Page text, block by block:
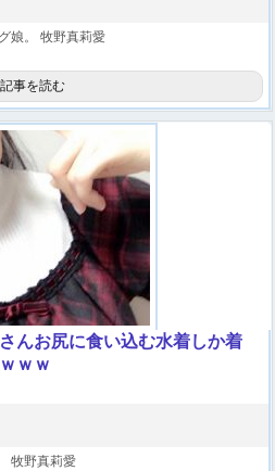
娘。 牧野真莉愛
記事を読む
んお尻に食い込む水着しか着
ｗｗ
牧野真莉愛